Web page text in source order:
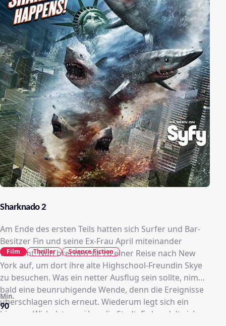
Sharknado 2
Am Ende des ersten Teils hatten sich Surfer und Bar-
Besitzer Fin und seine Ex-Frau April miteinander
versöhnt. Nun brechen sie zu einer Reise nach New
York auf, um dort ihre alte Highschool-Freundin Skye
zu besuchen. Was ein netter Ausflug sein sollte, nimmt
bald eine beunruhigende Wende, denn die Ereignisse
überschlagen sich erneut. Wiederum legt sich ein
bizarrer Wirbelsturm über die Stadt: Es handelt sich
90
Min.
Film Thriller Science Fiction